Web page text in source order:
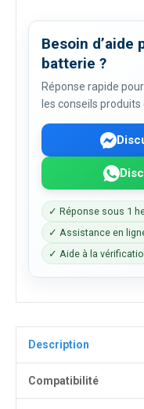
Besoin d’aide
batterie ?
Réponse rapide
les conseils
✓ Réponse sous 1
✓ Assistance en
✓ Aide à la
Description
Compatibilité